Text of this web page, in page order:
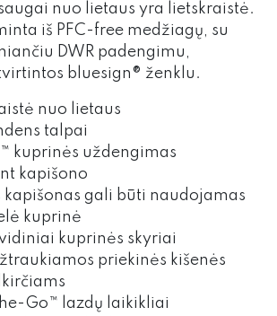
nuo lietaus yra lietskraistė.
iš PFC-free medžiagų, su
DWR padengimu,
bluesign® ženklu.
nuo lietaus
talpai
kuprinės uždengimas
kapišono
kapišonas gali būti naudojamas
kuprinė
kuprinės skyriai
priekinės kišenės
Go™ lazdų laikikliai